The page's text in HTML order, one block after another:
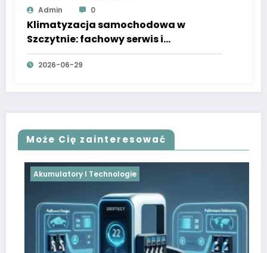
Admin 0
Klimatyzacja samochodowa w
Szczytnie: fachowy serwis i
wulkanizacja
2026-06-29
Może Cię zainteresować
Akumulatory I Technologie